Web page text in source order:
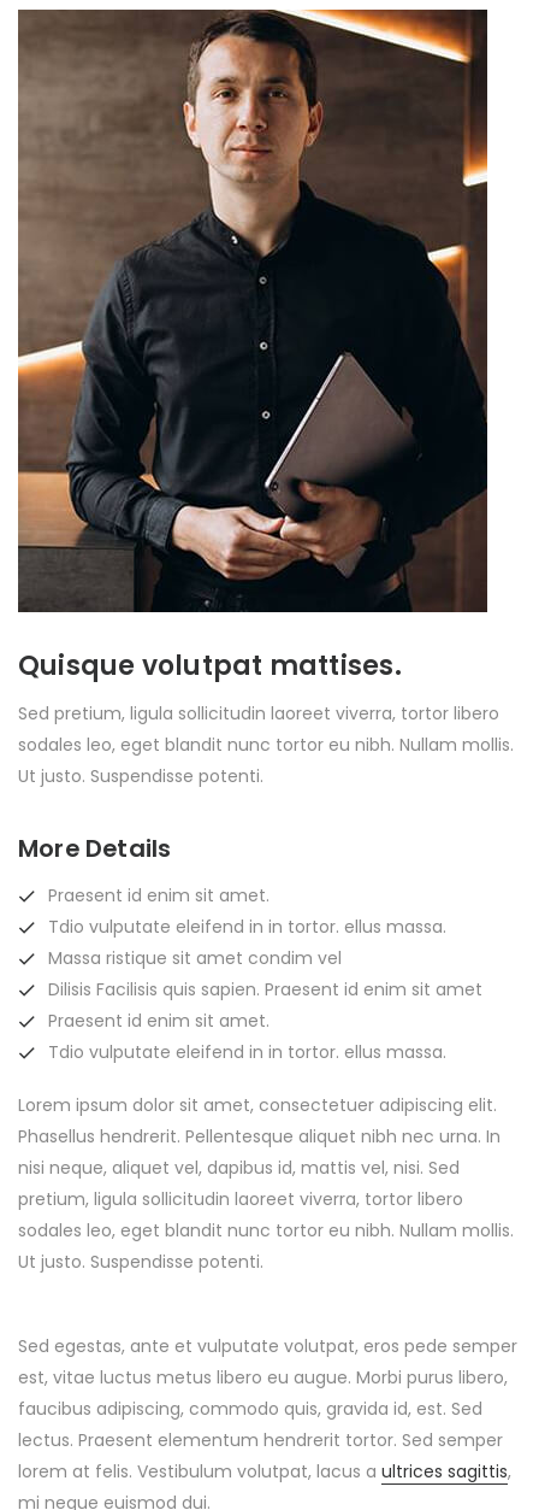
Quisque volutpat mattises.
Sed pretium, ligula sollicitudin laoreet viverra, tortor libero
sodales leo, eget blandit nunc tortor eu nibh. Nullam mollis.
Ut justo. Suspendisse potenti.
More Details
Praesent id enim sit amet.
Tdio vulputate eleifend in in tortor. ellus massa.
Massa ristique sit amet condim vel
Dilisis Facilisis quis sapien. Praesent id enim sit amet
Praesent id enim sit amet.
Tdio vulputate eleifend in in tortor. ellus massa.
Lorem ipsum dolor sit amet, consectetuer adipiscing elit.
Phasellus hendrerit. Pellentesque aliquet nibh nec urna. In
nisi neque, aliquet vel, dapibus id, mattis vel, nisi. Sed
pretium, ligula sollicitudin laoreet viverra, tortor libero
sodales leo, eget blandit nunc tortor eu nibh. Nullam mollis.
Ut justo. Suspendisse potenti.
Sed egestas, ante et vulputate volutpat, eros pede semper
est, vitae luctus metus libero eu augue. Morbi purus libero,
faucibus adipiscing, commodo quis, gravida id, est. Sed
lectus. Praesent elementum hendrerit tortor. Sed semper
lorem at felis. Vestibulum volutpat, lacus a ultrices sagittis,
mi neque euismod dui.